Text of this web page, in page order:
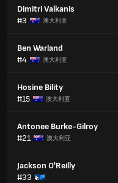
Dimitri Valkanis
#3
澳大利亚
Ben Warland
#4
澳大利亚
Hosine Bility
#15
澳大利亚
Antonee Burke-Gilroy
#21
澳大利亚
Jackson O'Reilly
#33